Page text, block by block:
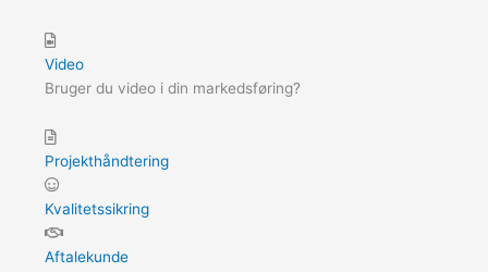
Video
Bruger du video i din markedsføring?
Projekthåndtering
Kvalitetssikring
Aftalekunde